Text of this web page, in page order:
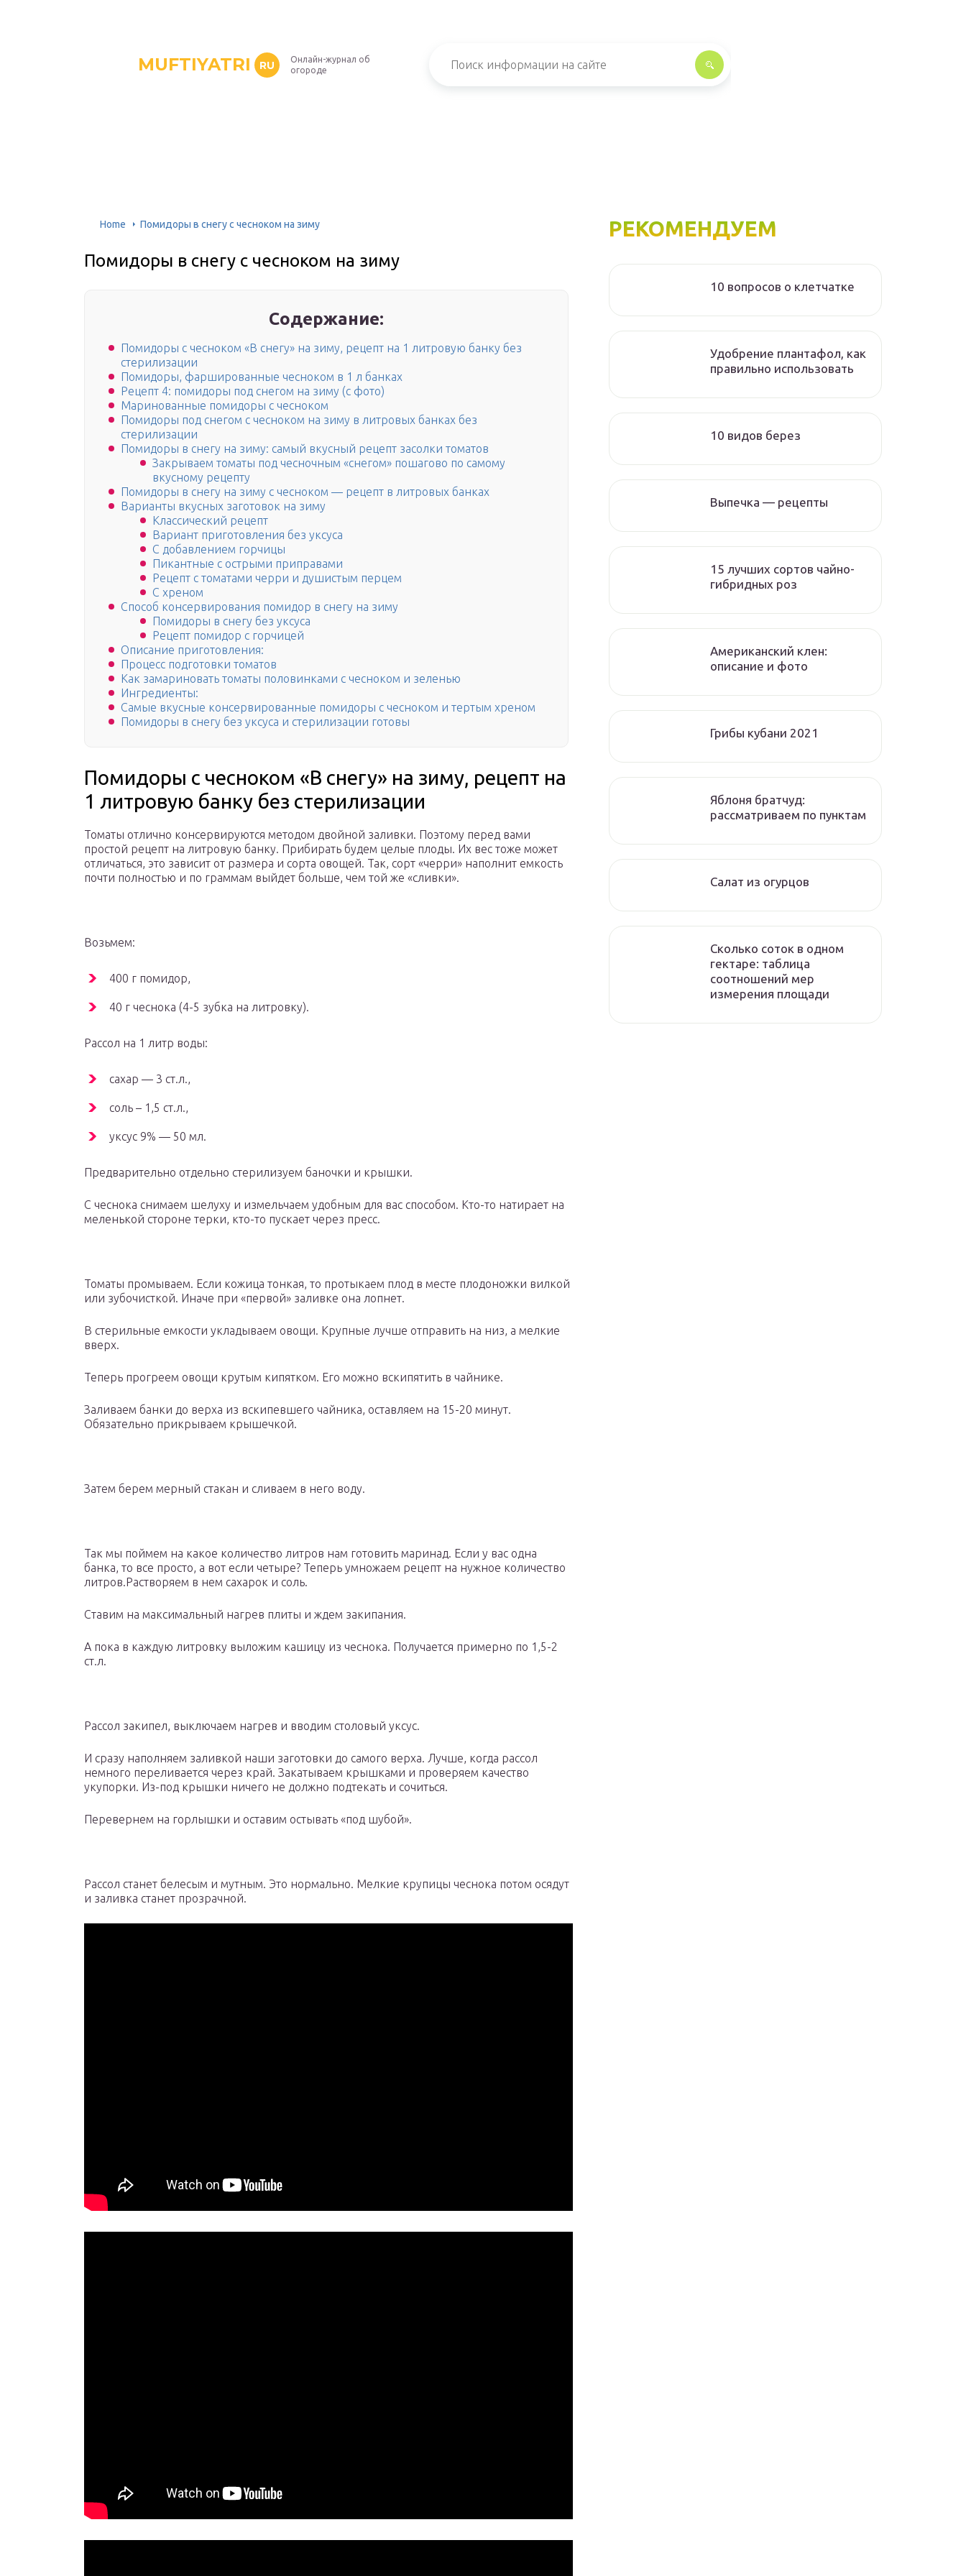
MUFTIYATRI RU
Онлайн-журнал об
огороде
Home Помидоры в снегу с чесноком на зиму
Помидоры в снегу с чесноком на зиму
Содержание:
Помидоры с чесноком «В снегу» на зиму, рецепт на 1 литровую банку без
стерилизации
Помидоры, фаршированные чесноком в 1 л банках
Рецепт 4: помидоры под снегом на зиму (с фото)
Маринованные помидоры с чесноком
Помидоры под снегом с чесноком на зиму в литровых банках без
стерилизации
Помидоры в снегу на зиму: самый вкусный рецепт засолки томатов
Закрываем томаты под чесночным «снегом» пошагово по самому
вкусному рецепту
Помидоры в снегу на зиму с чесноком — рецепт в литровых банках
Варианты вкусных заготовок на зиму
Классический рецепт
Вариант приготовления без уксуса
С добавлением горчицы
Пикантные с острыми приправами
Рецепт с томатами черри и душистым перцем
С хреном
Способ консервирования помидор в снегу на зиму
Помидоры в снегу без уксуса
Рецепт помидор с горчицей
Описание приготовления:
Процесс подготовки томатов
Как замариновать томаты половинками с чесноком и зеленью
Ингредиенты:
Самые вкусные консервированные помидоры с чесноком и тертым хреном
Помидоры в снегу без уксуса и стерилизации готовы
Помидоры с чесноком «В снегу» на зиму, рецепт на
1 литровую банку без стерилизации
Томаты отлично консервируются методом двойной заливки. Поэтому перед вами
простой рецепт на литровую банку. Прибирать будем целые плоды. Их вес тоже может
отличаться, это зависит от размера и сорта овощей. Так, сорт «черри» наполнит емкость
почти полностью и по граммам выйдет больше, чем той же «сливки».
Возьмем:
400 г помидор,
40 г чеснока (4-5 зубка на литровку).
Рассол на 1 литр воды:
сахар — 3 ст.л.,
соль – 1,5 ст.л.,
уксус 9% — 50 мл.
Предварительно отдельно стерилизуем баночки и крышки.
С чеснока снимаем шелуху и измельчаем удобным для вас способом. Кто-то натирает на
меленькой стороне терки, кто-то пускает через пресс.
Томаты промываем. Если кожица тонкая, то протыкаем плод в месте плодоножки вилкой
или зубочисткой. Иначе при «первой» заливке она лопнет.
В стерильные емкости укладываем овощи. Крупные лучше отправить на низ, а мелкие
вверх.
Теперь прогреем овощи крутым кипятком. Его можно вскипятить в чайнике.
Заливаем банки до верха из вскипевшего чайника, оставляем на 15-20 минут.
Обязательно прикрываем крышечкой.
Затем берем мерный стакан и сливаем в него воду.
Так мы поймем на какое количество литров нам готовить маринад. Если у вас одна
банка, то все просто, а вот если четыре? Теперь умножаем рецепт на нужное количество
литров.Растворяем в нем сахарок и соль.
Ставим на максимальный нагрев плиты и ждем закипания.
А пока в каждую литровку выложим кашицу из чеснока. Получается примерно по 1,5-2
ст.л.
Рассол закипел, выключаем нагрев и вводим столовый уксус.
И сразу наполняем заливкой наши заготовки до самого верха. Лучше, когда рассол
немного переливается через край. Закатываем крышками и проверяем качество
укупорки. Из-под крышки ничего не должно подтекать и сочиться.
Перевернем на горлышки и оставим остывать «под шубой».
Рассол станет белесым и мутным. Это нормально. Мелкие крупицы чеснока потом осядут
и заливка станет прозрачной.
РЕКОМЕНДУЕМ
10 вопросов о клетчатке
Удобрение плантафол, как
правильно использовать
10 видов берез
Выпечка — рецепты
15 лучших сортов чайно-
гибридных роз
Американский клен:
описание и фото
Грибы кубани 2021
Яблоня братчуд:
рассматриваем по пунктам
Салат из огурцов
Сколько соток в одном
гектаре: таблица
соотношений мер
измерения площади